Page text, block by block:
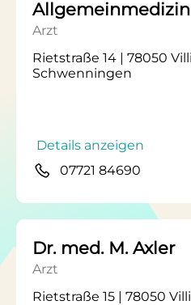
Allgemeinmedizin
Arzt
Rietstraße 14 | 78050
Schwenningen
Details anzeigen
07721 84690
Dr. med. M. Axler
Arzt
Rietstraße 15 | 78050